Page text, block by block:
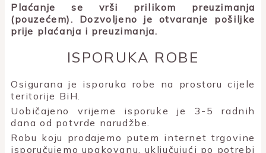
Plaćanje se vrši prilikom preuzimanja
(pouzećem). Dozvoljeno je otvaranje pošiljke
prije plaćanja i preuzimanja.
ISPORUKA ROBE
Osigurana je isporuka robe na prostoru cijele
teritorije BiH.
Uobičajeno vrijeme isporuke je 3-5 radnih
dana od potvrde narudžbe.
Robu koju prodajemo putem internet trgovine
isporučujemo upakovanu, uključujući po potrebi